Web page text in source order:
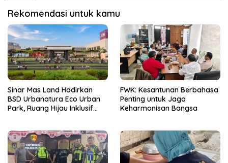
Rekomendasi untuk kamu
Sinar Mas Land Hadirkan
BSD Urbanatura Eco Urban
Park, Ruang Hijau Inklusif
FWK: Kesantunan Berbahasa
Penting untuk Jaga
Keharmonisan Bangsa